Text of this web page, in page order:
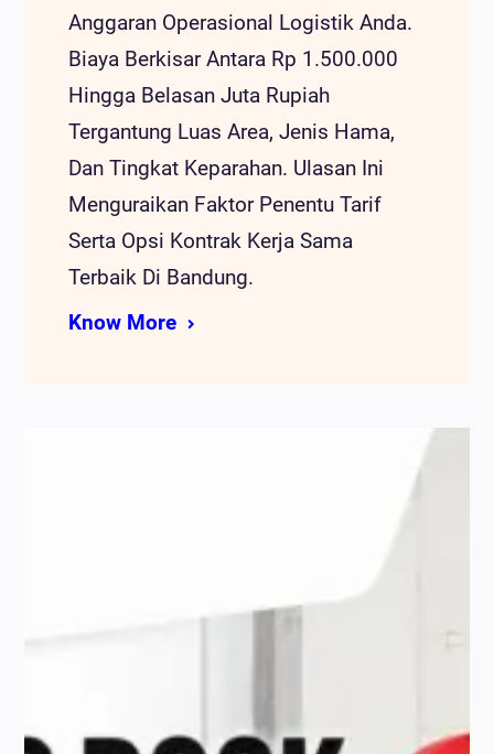
Anggaran Operasional Logistik Anda.
Biaya Berkisar Antara Rp 1.500.000
Hingga Belasan Juta Rupiah
Tergantung Luas Area, Jenis Hama,
Dan Tingkat Keparahan. Ulasan Ini
Menguraikan Faktor Penentu Tarif
Serta Opsi Kontrak Kerja Sama
Terbaik Di Bandung.
Know More